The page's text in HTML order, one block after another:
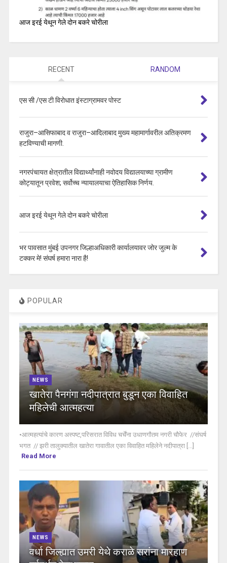
आज इरई येथून गेले दोन बकरे चोरीला
RECENT RANDOM
एस सी /एस टी विरोधात इंस्टाग्रामवर पोस्ट
राजुरा–आसिफाबाद व राजुरा–आदिलाबाद मुख्य महामार्गावरील अतिक्रमण
हटविण्याची मागणी.
नगरपंचायत क्षेत्रातील विद्यार्थ्यांनाही नवोदय विद्यालयाच्या ग्रामीण
कोट्यातून प्रवेश; सर्वोच्च न्यायालयाचा ऐतिहासिक निर्णय.
आज इरई येथून गेले दोन बकरे चोरीला
भर पावसात मुंबई उपनगर जिल्हाअधिकारी कार्यालयावर जोर जुल्म के
टक्कर मे! संघर्ष हमारा नारा है!
POPULAR
NEWS
खातेरा पैनगंगा नदीपात्रात बुडून एका विवाहित
महिलेची आत्महत्या
•आत्महत्यांचे कारण अस्पष्ट,परिसरात विविध चर्चेंना उधाणगौतम नगरी चौफेर //संघर्ष
भगत // झरी तालुक्यातील खातेरा गावातील एका विवाहित महिलेने नदीपात्रा [...]
Read More
NEWS
वर्धा जिल्ह्यात उमरी येथे कराळे सरांना मारहाण